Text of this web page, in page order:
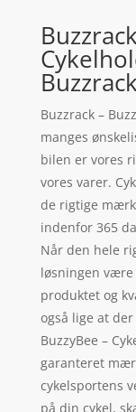
Buzzrack –
manges
bilen er vores
vores varer.
de rigtige
indenfor 365
Når den hele
løsningen
produktet og
også lige at
BuzzyBee –
garanteret
cykelsportens
på din cykel,